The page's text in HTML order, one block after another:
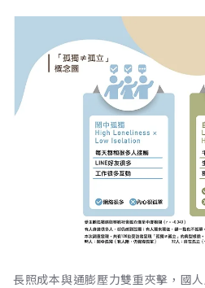
長照成本與通膨壓力雙重夾擊，國